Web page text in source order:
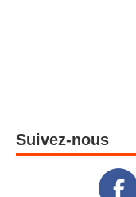
Suivez-nous